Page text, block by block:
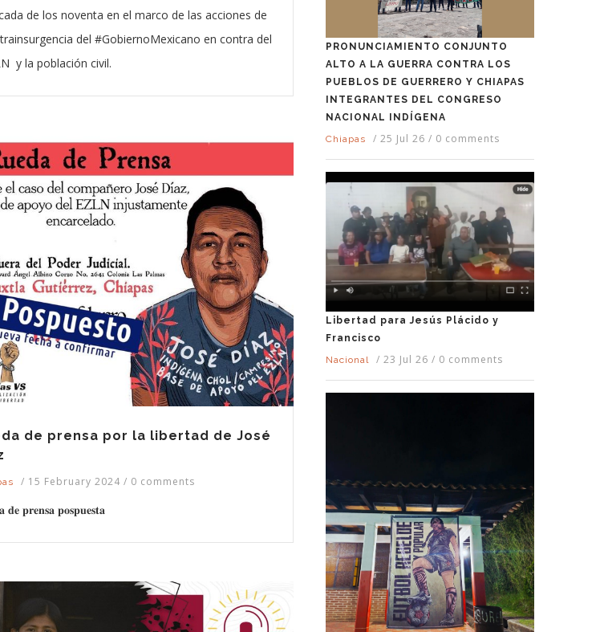
de los noventa en el marco de las acciones de
del #GobiernoMexicano en contra del
y la población civil.
de prensa por la libertad de José
/ 15 February 2024 / 0 comments
𝐝𝐞 𝐩𝐫𝐞𝐧𝐬𝐚 𝐩𝐨𝐬𝐩𝐮𝐞𝐬𝐭𝐚
PRONUNCIAMIENTO CONJUNTO
ALTO A LA GUERRA CONTRA LOS
PUEBLOS DE GUERRERO Y CHIAPAS
INTEGRANTES DEL CONGRESO
NACIONAL INDÍGENA
Chiapas
/ 25 Jul 26 / 0 comments
Libertad para Jesús Plácido y
Francisco
Nacional
/ 23 Jul 26 / 0 comments